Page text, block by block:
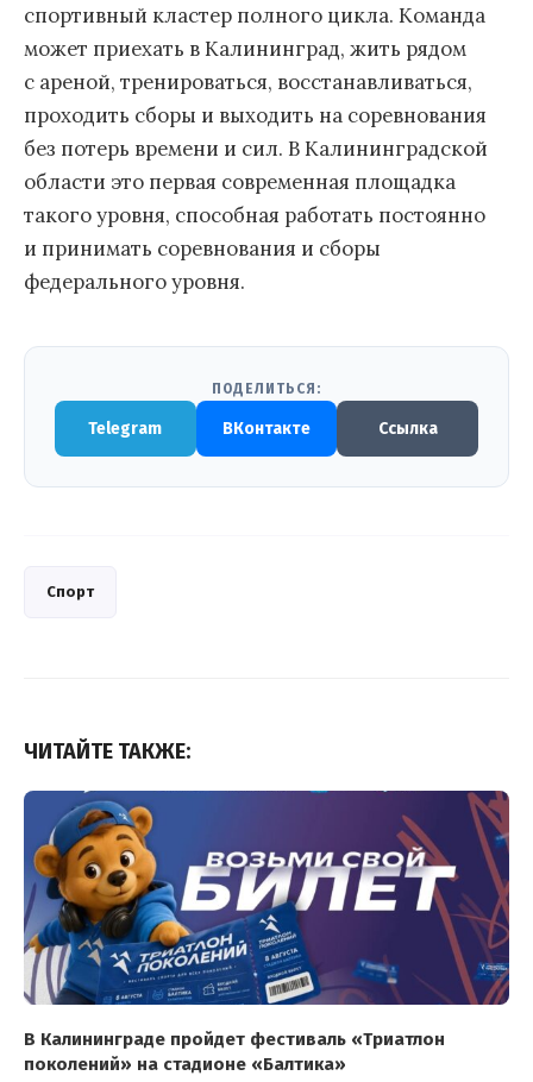
спортивный кластер полного цикла. Команда
может приехать в Калининград, жить рядом
с ареной, тренироваться, восстанавливаться,
проходить сборы и выходить на соревнования
без потерь времени и сил. В Калининградской
области это первая современная площадка
такого уровня, способная работать постоянно
и принимать соревнования и сборы
федерального уровня.
ПОДЕЛИТЬСЯ:
Telegram ВКонтакте Ссылка
Спорт
ЧИТАЙТЕ ТАКЖЕ:
В Калининграде пройдет фестиваль «Триатлон
поколений» на стадионе «Балтика»